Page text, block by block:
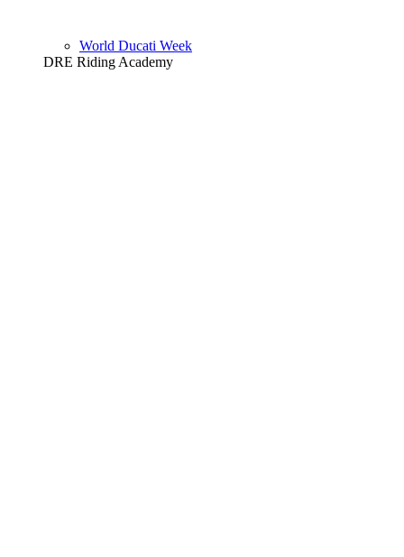
World Ducati Week
DRE Riding Academy